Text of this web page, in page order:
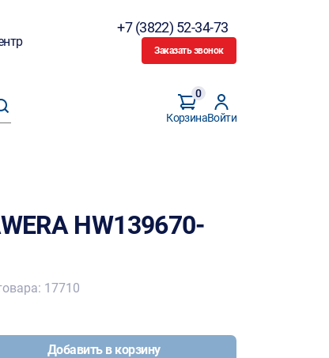
+7 (3822) 52-34-73
Заказать звонок
Корзина
0
Войти
HW139670-
17710
Добавить в корзину